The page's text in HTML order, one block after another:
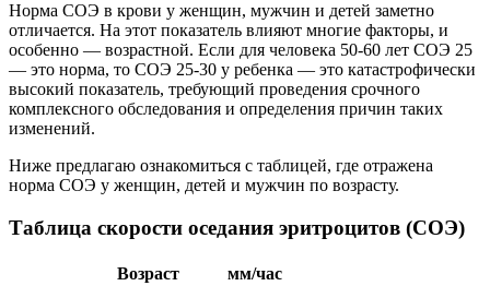
Норма СОЭ в крови у женщин, мужчин и детей заметно
отличается. На этот показатель влияют многие факторы, и
особенно — возрастной. Если для человека 50-60 лет СОЭ 25
— это норма, то СОЭ 25-30 у ребенка — это катастрофически
высокий показатель, требующий проведения срочного
комплексного обследования и определения причин таких
изменений.
Ниже предлагаю ознакомиться с таблицей, где отражена
норма СОЭ у женщин, детей и мужчин по возрасту.
Таблица скорости оседания эритроцитов (СОЭ)
Возраст
мм/час